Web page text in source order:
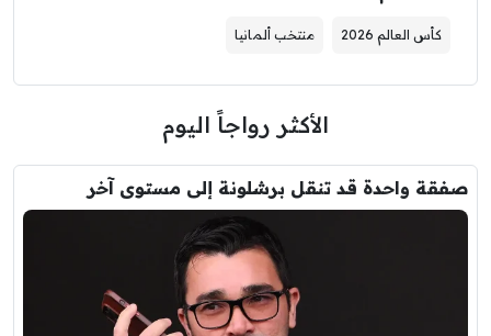
كأس العالم 2026 منتخب ألمانيا
الأكثر رواجاً اليوم
صفقة واحدة قد تنقل برشلونة إلى مستوى آخر